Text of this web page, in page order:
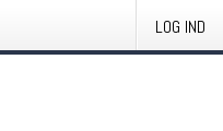
LOG IND